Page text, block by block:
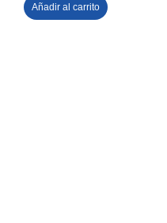
Añadir al carrito